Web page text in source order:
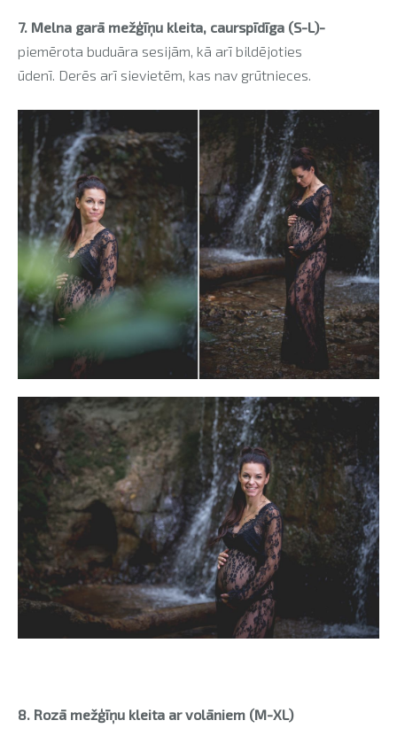
7. Melna garā mežģīņu kleita, caurspīdīga (S-L)-
piemērota buduāra sesijām, kā arī bildējoties
ūdenī. Derēs arī sievietēm, kas nav grūtnieces.
8. Rozā mežģīņu kleita ar volāniem (M-XL)